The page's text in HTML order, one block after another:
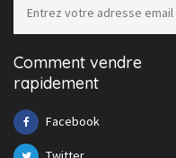
Comment vendre
rapidement
Facebook